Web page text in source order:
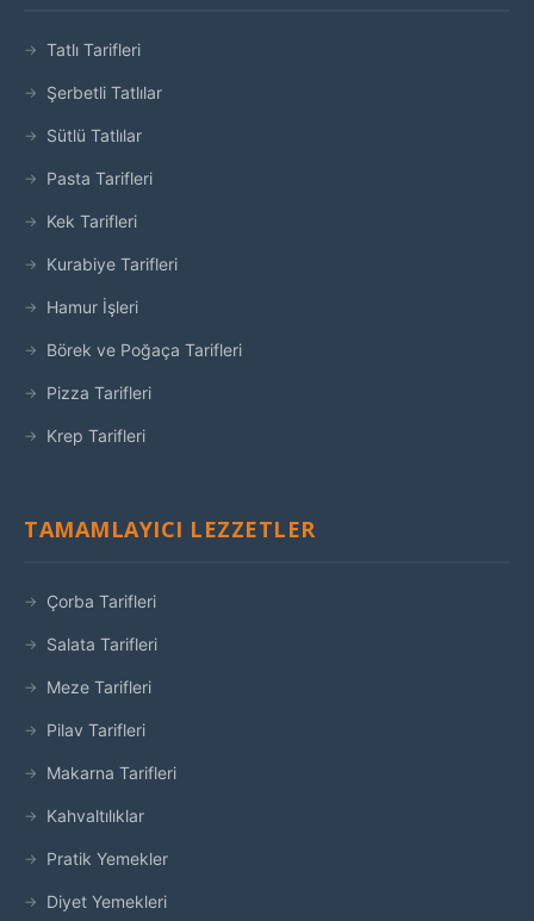
Tatlı Tarifleri
Şerbetli Tatlılar
Sütlü Tatlılar
Pasta Tarifleri
Kek Tarifleri
Kurabiye Tarifleri
Hamur İşleri
Börek ve Poğaça Tarifleri
Pizza Tarifleri
Krep Tarifleri
TAMAMLAYICI LEZZETLER
Çorba Tarifleri
Salata Tarifleri
Meze Tarifleri
Pilav Tarifleri
Makarna Tarifleri
Kahvaltılıklar
Pratik Yemekler
Diyet Yemekleri